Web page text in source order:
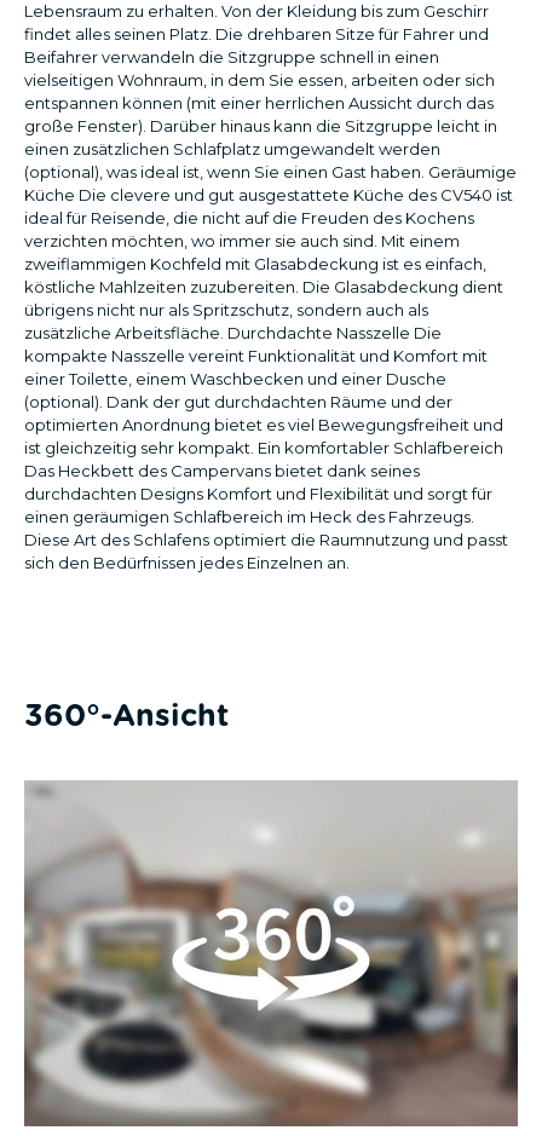
Lebensraum zu erhalten. Von der Kleidung bis zum Geschirr
findet alles seinen Platz. Die drehbaren Sitze für Fahrer und
Beifahrer verwandeln die Sitzgruppe schnell in einen
vielseitigen Wohnraum, in dem Sie essen, arbeiten oder sich
entspannen können (mit einer herrlichen Aussicht durch das
große Fenster). Darüber hinaus kann die Sitzgruppe leicht in
einen zusätzlichen Schlafplatz umgewandelt werden
(optional), was ideal ist, wenn Sie einen Gast haben. Geräumige
Küche Die clevere und gut ausgestattete Küche des CV540 ist
ideal für Reisende, die nicht auf die Freuden des Kochens
verzichten möchten, wo immer sie auch sind. Mit einem
zweiflammigen Kochfeld mit Glasabdeckung ist es einfach,
köstliche Mahlzeiten zuzubereiten. Die Glasabdeckung dient
übrigens nicht nur als Spritzschutz, sondern auch als
zusätzliche Arbeitsfläche. Durchdachte Nasszelle Die
kompakte Nasszelle vereint Funktionalität und Komfort mit
einer Toilette, einem Waschbecken und einer Dusche
(optional). Dank der gut durchdachten Räume und der
optimierten Anordnung bietet es viel Bewegungsfreiheit und
ist gleichzeitig sehr kompakt. Ein komfortabler Schlafbereich
Das Heckbett des Campervans bietet dank seines
durchdachten Designs Komfort und Flexibilität und sorgt für
einen geräumigen Schlafbereich im Heck des Fahrzeugs.
Diese Art des Schlafens optimiert die Raumnutzung und passt
sich den Bedürfnissen jedes Einzelnen an.
360°-Ansicht